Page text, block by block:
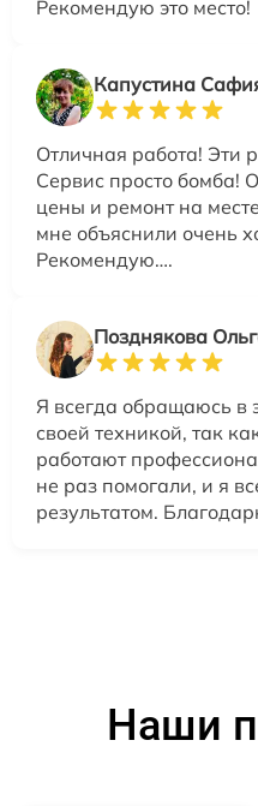
Рекомендую это место!
Капустина
Отличная работа! Эти
Сервис просто бомба!
цены и ремонт на
мне объяснили очень
Рекомендую….
Позднякова
Я всегда обращаюсь в
своей техникой, так
работают
не раз помогали, и я
результатом.
Наши